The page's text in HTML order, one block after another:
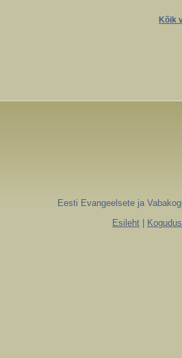
Kõik
Eesti Evangeelsete ja
Esileht